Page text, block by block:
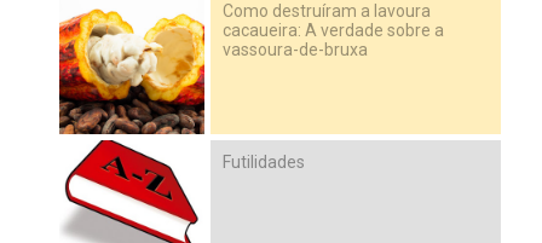
Como destruíram a lavoura
cacaueira: A verdade sobre a
vassoura-de-bruxa
Futilidades